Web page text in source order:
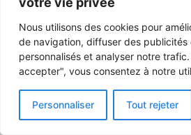
Nous utilisons des cookies pour
de navigation, diffuser des publicités
personnalisés et analyser notre
accepter", vous consentez à notre
Personnaliser Tout rejeter
Luciano Hounkponou représente
Politique Société
© Powered by digitXplus